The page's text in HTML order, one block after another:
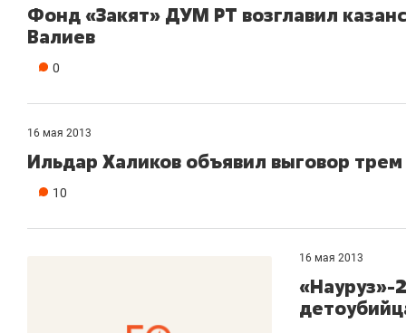
Фонд «Закят» ДУМ РТ возглавил
Валиев
0
16 мая 2013
Ильдар Халиков объявил выговор
10
16 мая 2013
«Науруз»-